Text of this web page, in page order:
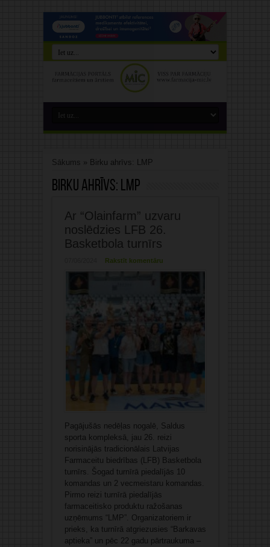
Sākums » Birku ahrīvs: LMP
Birku ahrīvs: LMP
Ar “Olainfarm” uzvaru
noslēdzies LFB 26.
Basketbola turnīrs
Rakstīt komentāru
Pagājušās nedēļas nogalē, Saldus
sporta kompleksā, jau 26. reizi
norisinājās tradicionālais Latvijas
Farmaceitu biedrības (LFB) Basketbola
turnīrs. Šogad turnīrā piedalījās 10
komandas un 2 vecmeistaru komandas.
Pirmo reizi turnīrā piedalījās
farmaceitisko produktu ražošanas
uzņēmums “LMP”. Organizatoriem ir
prieks, ka turnīrā atgriezusies “Barkavas
aptieka” un pēc 22 gadu pārtraukuma –